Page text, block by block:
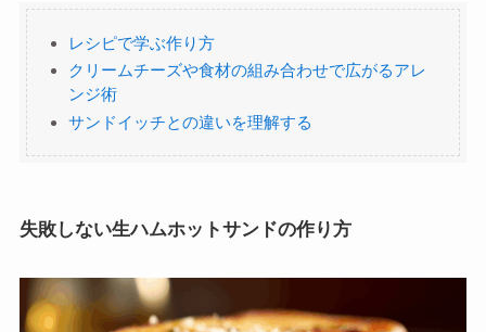
レシピで学ぶ作り方
クリームチーズや食材の組み合わせで広がるアレ
ンジ術
サンドイッチとの違いを理解する
失敗しない生ハムホットサンドの作り方